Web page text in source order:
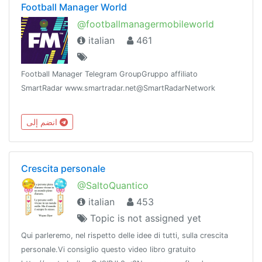
Football Manager World
@footballmanagermobileworld
italian
461
Football Manager Telegram GroupGruppo affiliato
SmartRadar www.smartradar.net@SmartRadarNetwork
Crescita personale
@SaltoQuantico
italian
453
Topic is not assigned yet
Qui parleremo, nel rispetto delle idee di tutti, sulla crescita
personale.Vi consiglio questo video libro gratuito